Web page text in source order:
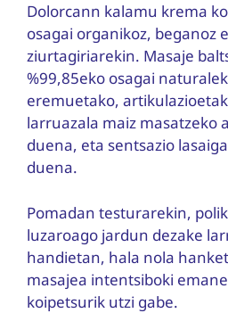
Dolorcann kalamu krema
osagai organikoz, beganoz
ziurtagiriarekin. Masaje
%99,85eko osagai
eremuetako,
larruazala maiz masatzeko
duena, eta sentsazio
duena.
Pomadan testurarekin,
luzaroago jardun dezake
handietan, hala nola
masajea intentsiboki
koipetsurik utzi gabe.